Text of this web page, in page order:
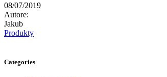
08/07/2019
Autore:
Jakub
Produkty
Categories